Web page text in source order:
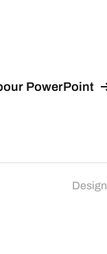
PowerPoint
Design